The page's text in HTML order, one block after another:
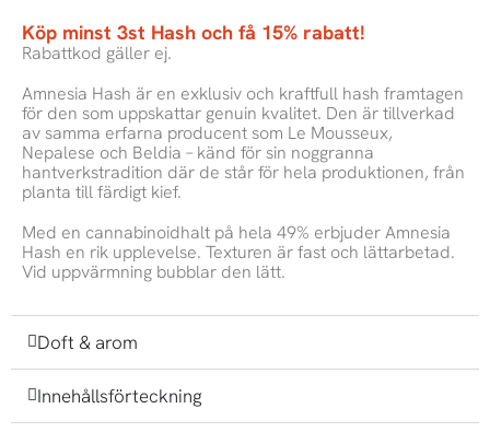
Köp minst 3st Hash och få 15% rabatt!
Rabattkod gäller ej.
Amnesia Hash är en exklusiv och kraftfull hash framtagen
för den som uppskattar genuin kvalitet. Den är tillverkad
av samma erfarna producent som Le Mousseux,
Nepalese och Beldia – känd för sin noggranna
hantverkstradition där de står för hela produktionen, från
planta till färdigt kief.
Med en cannabinoidhalt på hela 49% erbjuder Amnesia
Hash en rik upplevelse. Texturen är fast och lättarbetad.
Vid uppvärmning bubblar den lätt.
Doft & arom
Innehållsförteckning